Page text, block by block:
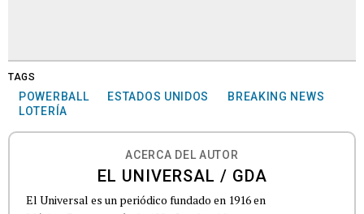
TAGS
POWERBALL ESTADOS UNIDOS
BREAKING NEWS
LOTERÍA
ACERCA DEL AUTOR
EL UNIVERSAL / GDA
El Universal es un periódico fundado en 1916 en